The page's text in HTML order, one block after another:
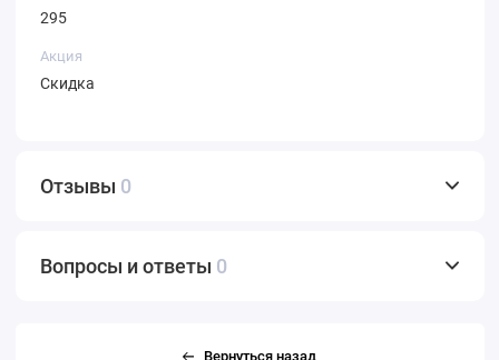
295
Акция
Скидка
Отзывы 0
Вопросы и ответы 0
Вернуться назад